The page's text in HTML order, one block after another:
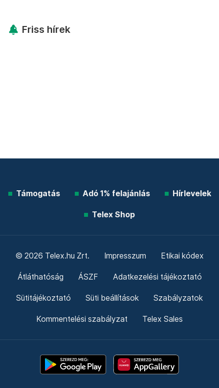
Friss hírek
Támogatás Adó 1% felajánlás Hírlevelek
Telex Shop
© 2026 Telex.hu Zrt. Impresszum Etikai kódex
Átláthatóság ÁSZF Adatkezelési tájékoztató
Sütitájékoztató Süti beállítások Szabályzatok
Kommentelési szabályzat Telex Sales